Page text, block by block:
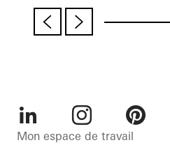
LinkedInInstagramPinterest
Mon espace de travail